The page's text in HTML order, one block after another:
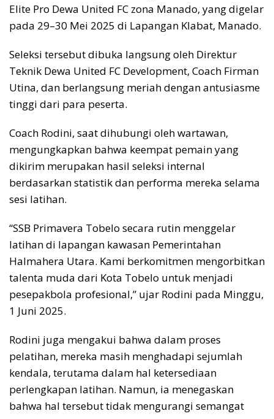
Elite Pro Dewa United FC zona Manado, yang digelar
pada 29–30 Mei 2025 di Lapangan Klabat, Manado.
Seleksi tersebut dibuka langsung oleh Direktur
Teknik Dewa United FC Development, Coach Firman
Utina, dan berlangsung meriah dengan antusiasme
tinggi dari para peserta.
Coach Rodini, saat dihubungi oleh wartawan,
mengungkapkan bahwa keempat pemain yang
dikirim merupakan hasil seleksi internal
berdasarkan statistik dan performa mereka selama
sesi latihan.
“SSB Primavera Tobelo secara rutin menggelar
latihan di lapangan kawasan Pemerintahan
Halmahera Utara. Kami berkomitmen mengorbitkan
talenta muda dari Kota Tobelo untuk menjadi
pesepakbola profesional,” ujar Rodini pada Minggu,
1 Juni 2025.
Rodini juga mengakui bahwa dalam proses
pelatihan, mereka masih menghadapi sejumlah
kendala, terutama dalam hal ketersediaan
perlengkapan latihan. Namun, ia menegaskan
bahwa hal tersebut tidak mengurangi semangat